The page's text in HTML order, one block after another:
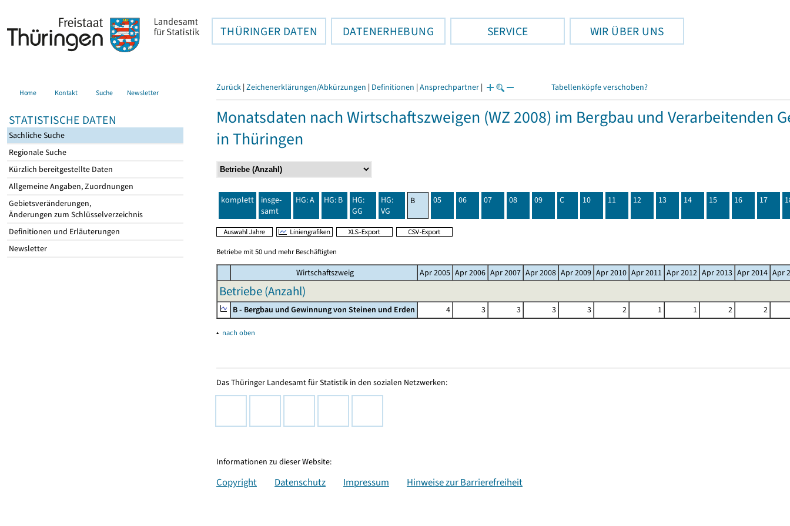
THÜRINGER DATEN DATENERHEBUNG SERVICE WIR ÜBER UNS
Home Kontakt Suche Newsletter
STATISTISCHE DATEN
Sachliche Suche
Regionale Suche
Kürzlich bereitgestellte Daten
Allgemeine Angaben, Zuordnungen
Gebietsveränderungen,
Änderungen zum Schlüsselverzeichnis
Definitionen und Erläuterungen
Newsletter
Zurück | Zeichenerklärungen/Abkürzungen | Definitionen | Ansprechpartner | Tabellenköpfe verschoben?
Monatsdaten nach Wirtschaftszweigen (WZ 2008) im Bergbau und Verarbeitenden
in Thüringen
komplett
insge-
samt
HG: A HG: B
HG:
GG
HG:
VG
B 05 06 07 08 09 C 10 11 12 13 14 15 16 17
Betriebe mit 50 und mehr Beschäftigten
Wirtschaftszweig Apr 2005 Apr 2006 Apr 2007 Apr 2008 Apr 2009 Apr 2010 Apr 2011 Apr 2012 Apr 2013 Apr 2014 Apr
Betriebe (Anzahl)
B - Bergbau und Gewinnung von Steinen und Erden 4 3 3 3 3 2 1 1 2 2
▴ nach oben
Das Thüringer Landesamt für Statistik in den sozialen Netzwerken:
Informationen zu dieser Website:
Copyright Datenschutz Impressum Hinweise zur Barrierefreiheit